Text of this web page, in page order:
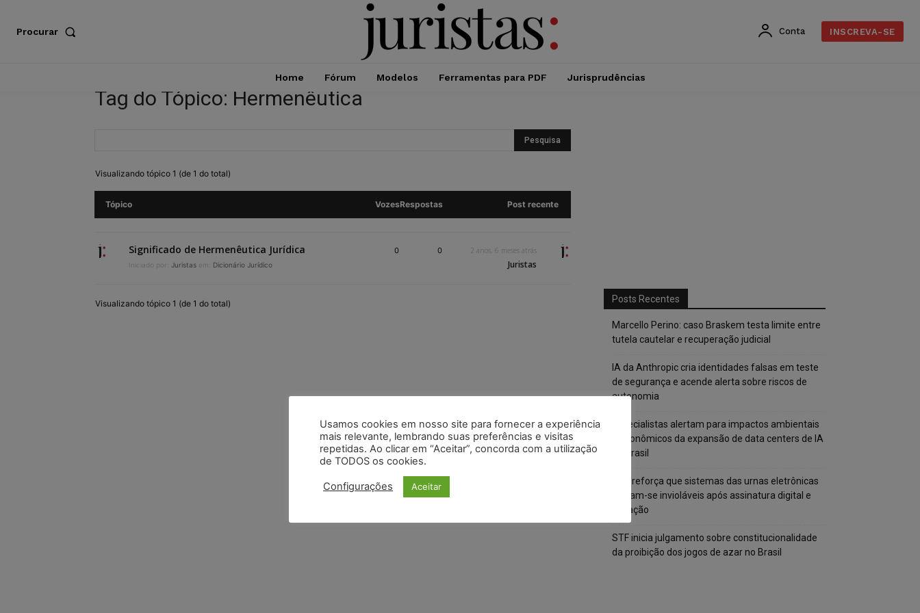
Procurar Conta INSCREVA-SE
Home Fórum Modelos Ferramentas para PDF Jurisprudências
Tag do Tópico: Hermenêutica
Visualizando tópico 1 (de 1 do total)
Tópico VozesRespostas Post recente
Significado de Hermenêutica Jurídica
Iniciado por: Juristas em: Dicionário Jurídico
0 0 2 anos, 6 meses atrás
Juristas
Visualizando tópico 1 (de 1 do total) Posts Recentes
Marcello Perino: caso Braskem testa limite entre
tutela cautelar e recuperação judicial
IA da Anthropic cria identidades falsas em teste
de segurança e acende alerta sobre riscos de
autonomia
Especialistas alertam para impactos ambientais
e econômicos da expansão de data centers de IA
no Brasil
TSE reforça que sistemas das urnas eletrônicas
tornam-se invioláveis após assinatura digital e
lacração
STF inicia julgamento sobre constitucionalidade
da proibição dos jogos de azar no Brasil
Usamos cookies em nosso site para fornecer a experiência
mais relevante, lembrando suas preferências e visitas
repetidas. Ao clicar em “Aceitar”, concorda com a utilização
de TODOS os cookies.
Configurações Aceitar